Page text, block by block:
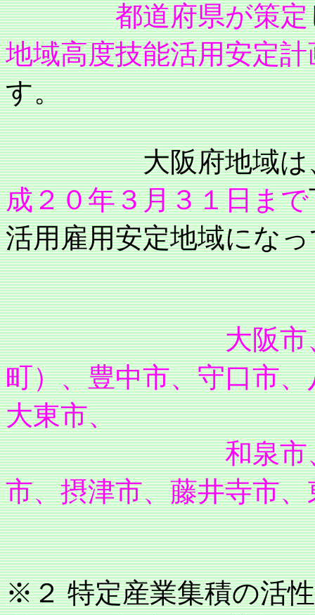
都道府県が策定
地域高度技能活用安定
す。
大阪府地域は
成２０年３月３１日まで
活用雇用安定地域にな
大阪市
町）、豊中市、守口市
大東市、
和泉市、柏原市
市、摂津市、藤井寺市
※２ 特定産業集積の活